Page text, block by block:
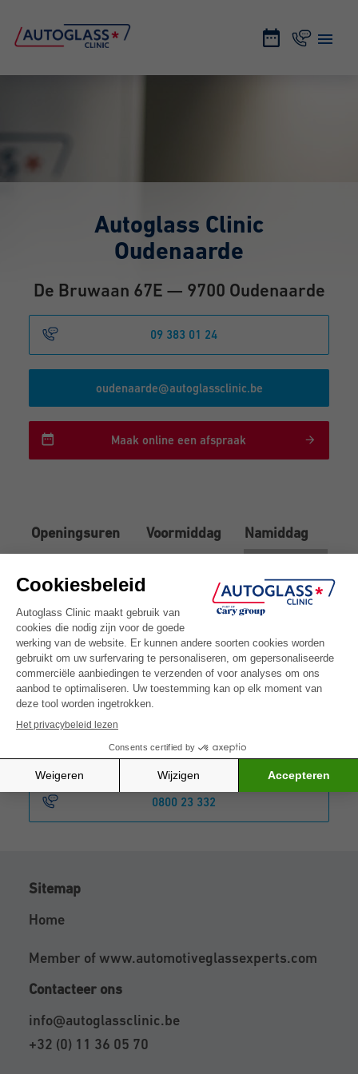
Autoglass Clinic
Oudenaarde
De Bruwaan 67E — 9700 Oudenaarde
09 383 01 24
oudenaarde@autoglassclinic.be
Maak online een afspraak
Openingsuren Voormiddag
Namiddag
08:30 - 17:00
Dinsdag
Woensdag 08:30 - 17:00
Donderdag 08:30 - 17:00
Vrijdag 08:30 - 17:00
Maak online een afspraak
0800 23 332
Sitemap
Home
Member ofwww.automotiveglassexperts.com
Contacteer ons
info@autoglassclinic.be
+32 (0) 11 36 05 70